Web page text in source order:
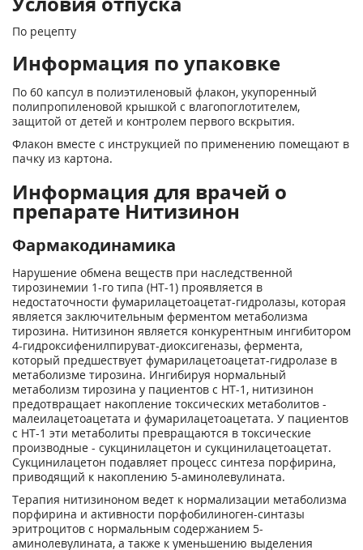
По рецепту
Информация по упаковке
По 60 капсул в полиэтиленовый флакон, укупоренный
полипропиленовой крышкой с влагопоглотителем,
защитой от детей и контролем первого вскрытия.
Флакон вместе с инструкцией по применению помещают в
пачку из картона.
Информация для врачей о
препарате Нитизинон
Фармакодинамика
Нарушение обмена веществ при наследственной
тирозинемии 1-го типа (НТ-1) проявляется в
недостаточности фумарилацетоацетат-гидролазы, которая
является заключительным ферментом метаболизма
тирозина. Нитизинон является конкурентным ингибитором
4-гидроксифенилпируват-диоксигеназы, фермента,
который предшествует фумарилацетоацетат-гидролазе в
метаболизме тирозина. Ингибируя нормальный
метаболизм тирозина у пациентов с НТ-1, нитизинон
предотвращает накопление токсических метаболитов -
малеилацетоацетата и фумарилацетоацетата. У пациентов
с НТ-1 эти метаболиты превращаются в токсические
производные - сукцинилацетон и сукцинилацетоацетат.
Сукцинилацетон подавляет процесс синтеза порфирина,
приводящий к накоплению 5-аминолевулината.
Терапия нитизиноном ведет к нормализации метаболизма
порфирина и активности порфобилиноген-синтазы
эритроцитов с нормальным содержанием 5-
аминолевулината, а также к уменьшению выделения